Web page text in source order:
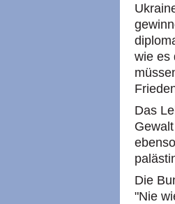
wie es
Das
Die
"Nie